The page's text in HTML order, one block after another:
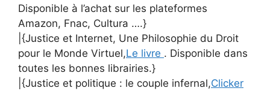
Disponible à l’achat sur les plateformes
Amazon, Fnac, Cultura ….}
|{Justice et Internet, Une Philosophie du Droit
pour le Monde Virtuel,Le livre . Disponible dans
toutes les bonnes librairies.}
|{Justice et politique : le couple infernal,Clicker